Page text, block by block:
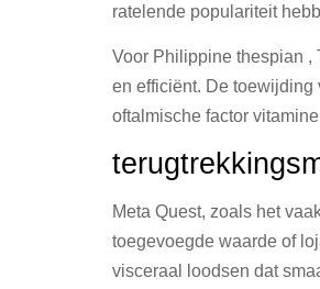
ratelende populariteit
Voor Philippine thespian ,
en efficiënt. De toewijding
oftalmische factor
Meta Quest, zoals het
toegevoegde waarde of
visceraal loodsen dat